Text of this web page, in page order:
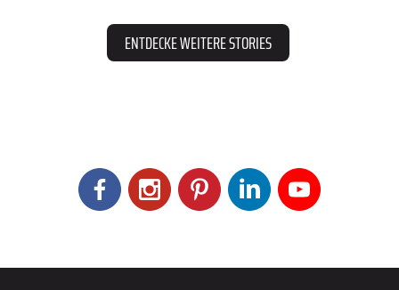
ENTDECKE WEITERE STORIES